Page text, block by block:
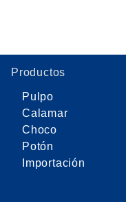
Productos
Pulpo
Calamar
Choco
Potón
Importación